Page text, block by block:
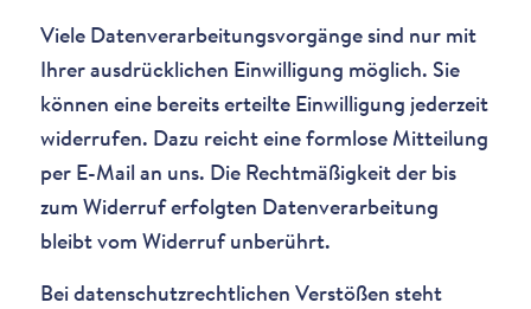
Viele Datenverarbeitungsvorgänge sind nur mit
Ihrer ausdrücklichen Einwilligung möglich. Sie
können eine bereits erteilte Einwilligung jederzeit
widerrufen. Dazu reicht eine formlose Mitteilung
per E-Mail an uns. Die Rechtmäßigkeit der bis
zum Widerruf erfolgten Datenverarbeitung
bleibt vom Widerruf unberührt.
Bei datenschutzrechtlichen Verstößen steht